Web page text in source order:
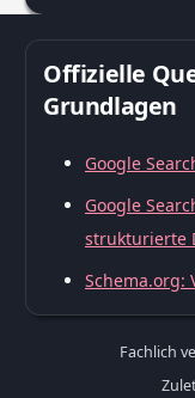
Offizielle
Grundlagen
Google
Google
strukturierte
Schema.org:
Fachlich